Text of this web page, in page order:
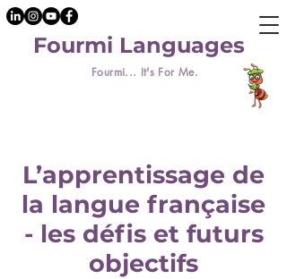
Fourmi... It's For Me.
Fourmi Languages
L’apprentissage de
la langue française
- les défis et futurs
objectifs